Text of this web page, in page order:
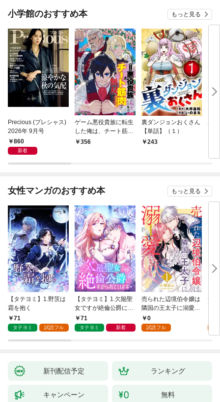
小学館のおすすめ本 もっと見る
Precious (プレシャス)
2026年 9月号
860
新着
ゲーム悪役貴族に転生
した俺は、チート筋肉
で無双する【単話】
356
裏ダンジョンおくさん
【単話】（１）
243
あ
女性マンガのおすすめ本 もっと見る
【タテヨミ】1.野茨は
霜を抱く
71
タテヨミ 試読フル
【タテヨミ】1.欠陥聖
女ですが絶倫公爵にす
がられています
71
タテヨミ 新着
売られた辺境伯令嬢は
隣国の王太子に溺愛さ
れる 1
0
試読フル
千
家
新刊配信予定 ランキング
キャンペーン 無料